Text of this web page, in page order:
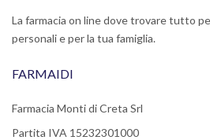
La farmacia on line dove trovare tutto
personali e per la tua famiglia.
FARMAIDI
Farmacia Monti di Creta Srl
Partita IVA 15232301000